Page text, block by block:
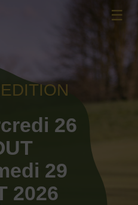
☰
26
29
2026